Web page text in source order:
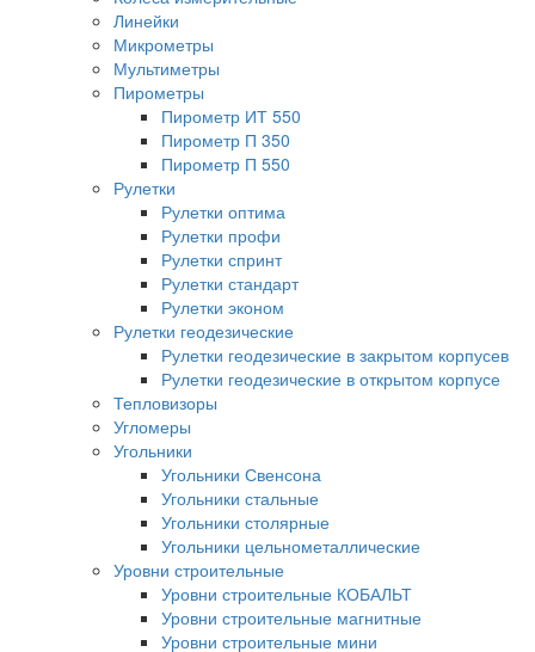
Линейки
Микрометры
Мультиметры
Пирометры
Пирометр ИТ 550
Пирометр П 350
Пирометр П 550
Рулетки
Рулетки оптима
Рулетки профи
Рулетки спринт
Рулетки стандарт
Рулетки эконом
Рулетки геодезические
Рулетки геодезические в закрытом корпусев
Рулетки геодезические в открытом корпусе
Тепловизоры
Угломеры
Угольники
Угольники Свенсона
Угольники стальные
Угольники столярные
Угольники цельнометаллические
Уровни строительные
Уровни строительные КОБАЛЬТ
Уровни строительные магнитные
Уровни строительные мини